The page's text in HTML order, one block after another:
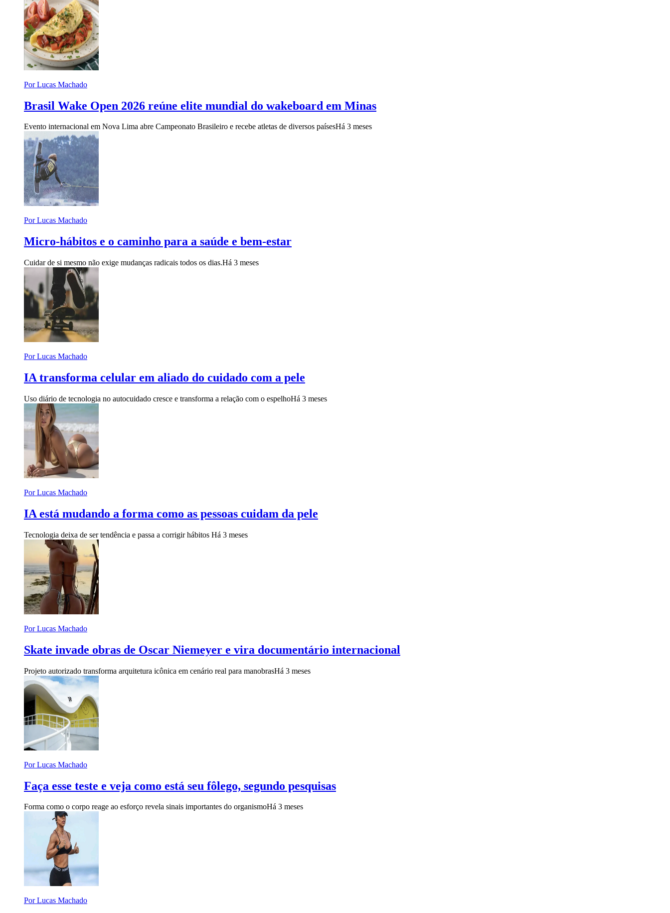
Por Lucas Machado
Brasil Wake Open 2026 reúne elite mundial do wakeboard em Minas
Evento internacional em Nova Lima abre Campeonato Brasileiro e recebe atletas de diversos paísesHá 3 meses
Por Lucas Machado
Micro-hábitos e o caminho para a saúde e bem-estar
Cuidar de si mesmo não exige mudanças radicais todos os dias.Há 3 meses
Por Lucas Machado
IA transforma celular em aliado do cuidado com a pele
Uso diário de tecnologia no autocuidado cresce e transforma a relação com o espelhoHá 3 meses
Por Lucas Machado
IA está mudando a forma como as pessoas cuidam da pele
Tecnologia deixa de ser tendência e passa a corrigir hábitos Há 3 meses
Por Lucas Machado
Skate invade obras de Oscar Niemeyer e vira documentário internacional
Projeto autorizado transforma arquitetura icônica em cenário real para manobrasHá 3 meses
Por Lucas Machado
Faça esse teste e veja como está seu fôlego, segundo pesquisas
Forma como o corpo reage ao esforço revela sinais importantes do organismoHá 3 meses
Por Lucas Machado